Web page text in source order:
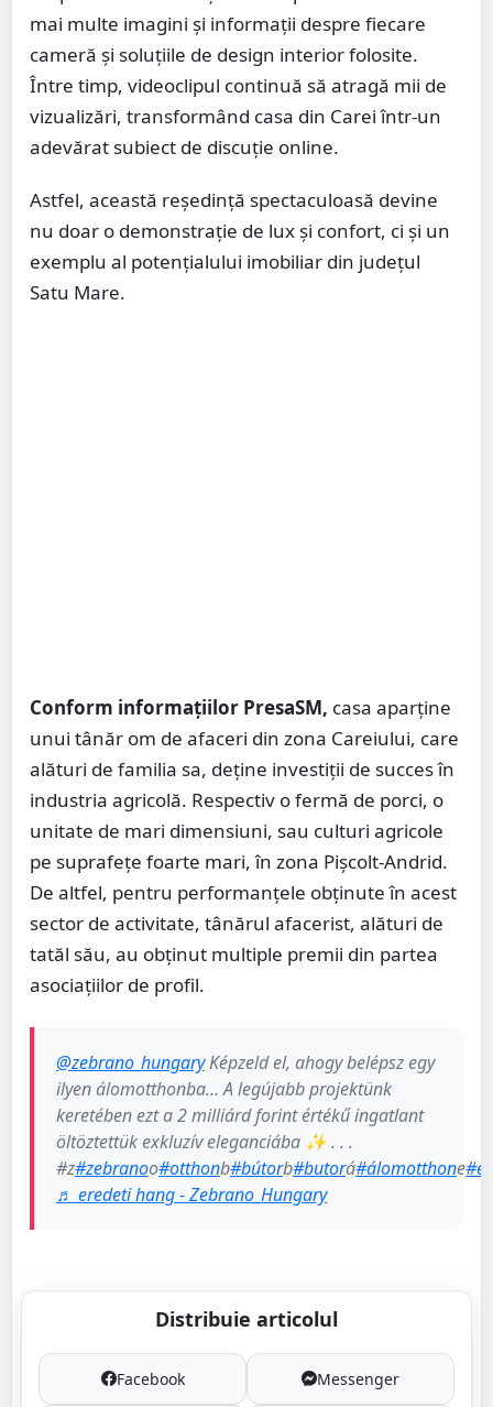
mai multe imagini și informații despre fiecare
cameră și soluțiile de design interior folosite.
Între timp, videoclipul continuă să atragă mii de
vizualizări, transformând casa din Carei într-un
adevărat subiect de discuție online.
Astfel, această reședință spectaculoasă devine
nu doar o demonstrație de lux și confort, ci și un
exemplu al potențialului imobiliar din județul
Satu Mare.
Conform informațiilor PresaSM, casa aparține
unui tânăr om de afaceri din zona Careiului, care
alături de familia sa, deține investiții de succes în
industria agricolă. Respectiv o fermă de porci, o
unitate de mari dimensiuni, sau culturi agricole
pe suprafețe foarte mari, în zona Pișcolt-Andrid.
De altfel, pentru performanțele obținute în acest
sector de activitate, tânărul afacerist, alături de
tatăl său, au obținut multiple premii din partea
asociațiilor de profil.
@zebrano_hungaryKépzeld el, ahogy belépsz egy
ilyen álomotthonba… A legújabb projektünk
keretében ezt a 2 milliárd forint értékű ingatlant
öltöztettük exkluzív eleganciába ✨ . . .
#z#zebranoo#otthonb#bútorb#butorá#álomotthone
♬ eredeti hang - Zebrano_Hungary
Distribuie articolul
Facebook Messenger